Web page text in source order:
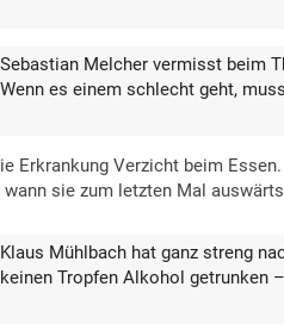
Sebastian Melcher vermisst beim
Wenn es einem schlecht geht,
Erkrankung Verzicht beim
wann sie zum letzten Mal
Klaus Mühlbach hat ganz streng
keinen Tropfen Alkohol getrunken